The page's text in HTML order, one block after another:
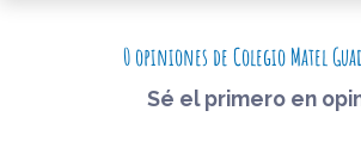
0 opiniones de Colegio Matel
Sé el primero en